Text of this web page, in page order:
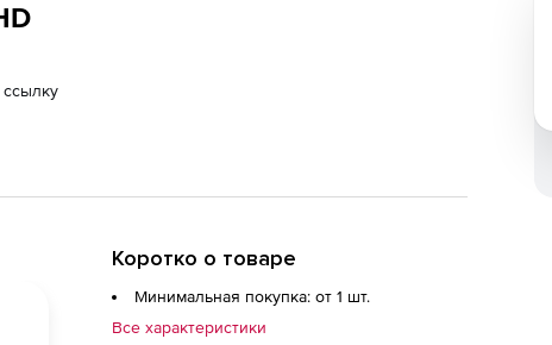
Коротко о товаре
Минимальная покупка: от 1 шт.
Все характеристики